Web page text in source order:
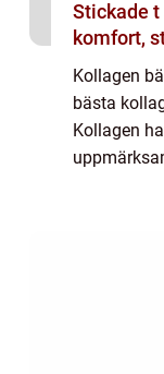
Stickade
komfort,
Kollagen
bästa
Kollagen